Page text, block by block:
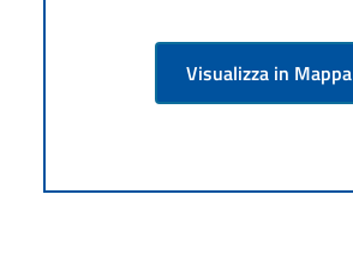
Visualizza in Mappa